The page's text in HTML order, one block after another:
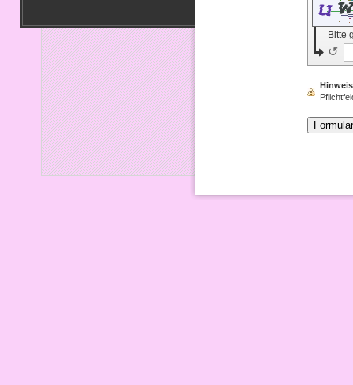
Bitte
↺
Hinweis